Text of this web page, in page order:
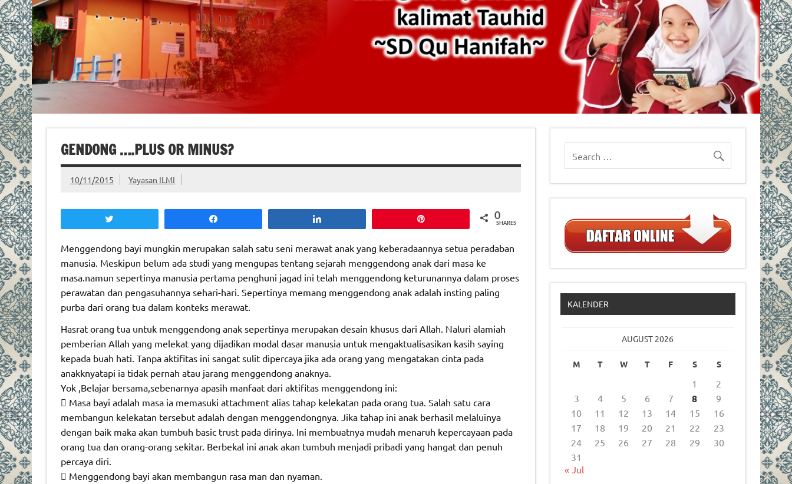
GENDONG ….PLUS OR MINUS?
10/11/2015 Yayasan ILMI
0
SHARES
Menggendong bayi mungkin merupakan salah satu seni merawat anak yang keberadaannya setua peradaban
manusia. Meskipun belum ada studi yang mengupas tentang sejarah menggendong anak dari masa ke
masa.namun sepertinya manusia pertama penghuni jagad ini telah menggendong keturunannya dalam proses
perawatan dan pengasuhannya sehari-hari. Sepertinya memang menggendong anak adalah insting paling
purba dari orang tua dalam konteks merawat.
Hasrat orang tua untuk menggendong anak sepertinya merupakan desain khusus dari Allah. Naluri alamiah
pemberian Allah yang melekat yang dijadikan modal dasar manusia untuk mengaktualisasikan kasih saying
kepada buah hati. Tanpa aktifitas ini sangat sulit dipercaya jika ada orang yang mengatakan cinta pada
anakknyatapi ia tidak pernah atau jarang menggendong anaknya.
Yok ,Belajar bersama,sebenarnya apasih manfaat dari aktifitas menggendong ini:
 Masa bayi adalah masa ia memasuki attachment alias tahap kelekatan pada orang tua. Salah satu cara
membangun kelekatan tersebut adalah dengan menggendongnya. Jika tahap ini anak berhasil melaluinya
dengan baik maka akan tumbuh basic trust pada dirinya. Ini membuatnya mudah menaruh kepercayaan pada
orang tua dan orang-orang sekitar. Berbekal ini anak akan tumbuh menjadi pribadi yang hangat dan penuh
percaya diri.
 Menggendong bayi akan membangun rasa man dan nyaman.
KALENDER
AUGUST 2026
M T W T F S S
1
2
3
4 5 6 7 8
9
10
11 12 13 14 15
16
17
18 19 20 21 22
23
24
25 26 27 28 29
30
31
« Jul